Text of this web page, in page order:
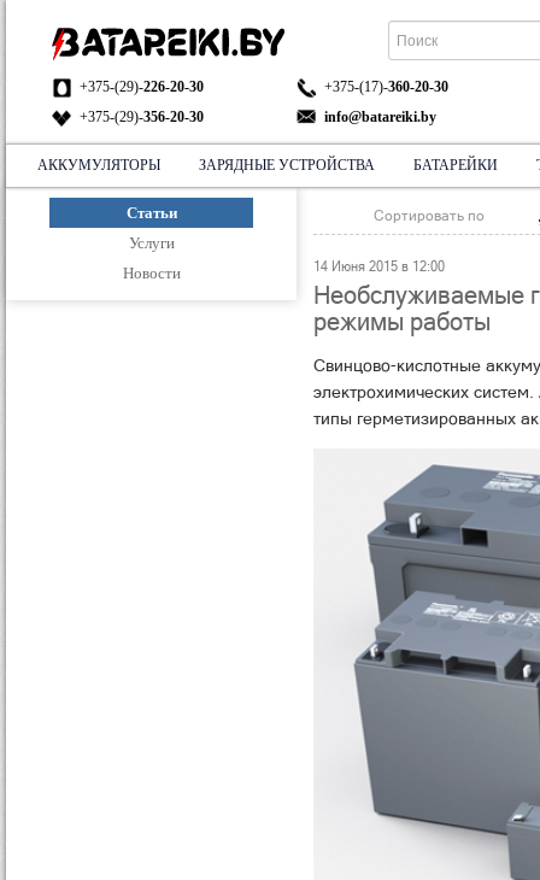
+375-(29)-226-20-30
+375-(29)-356-20-30
+375-(17)-360-20-30
info@batareiki.by
АДРЕС:
НА КАРТЕ
АККУМУЛЯТОРЫ ЗАРЯДНЫЕ УСТРОЙСТВА БАТАРЕЙКИ
Статьи
Услуги
Новости
Сортировать по
14 Июня 2015 в 12:00
Необслуживаемые
режимы работы
Свинцово-кислотные
электрохимических
типы герметизированных